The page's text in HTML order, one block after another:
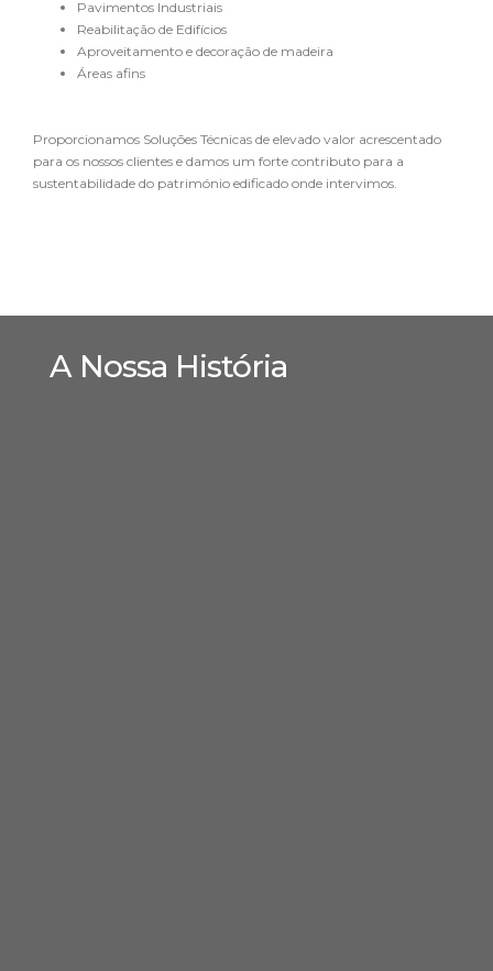
Pavimentos Industriais
Reabilitação de Edifícios
Aproveitamento e decoração de madeira
Áreas afins
Proporcionamos Soluções Técnicas de elevado valor acrescentado
para os nossos clientes e damos um forte contributo para a
sustentabilidade do património edificado onde intervimos.
A Nossa História